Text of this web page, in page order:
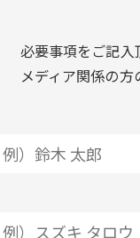
必要事項をご記入
メディア関係の